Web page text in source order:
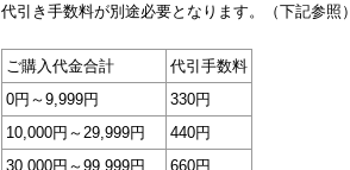
代引き手数料が別途必要となります。（下記参照）
ご購入代金合計
代引手数料
0円～9,999円
330円
10,000円～29,999円
440円
30,000円～99,999円
660円